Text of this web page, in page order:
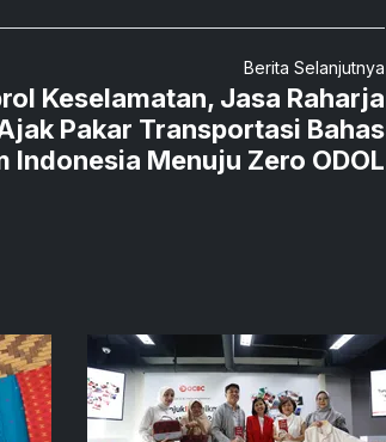
Berita Selanjutnya
Keselamatan, Jasa Raharja
Pakar Transportasi Bahas
Indonesia Menuju Zero ODOL